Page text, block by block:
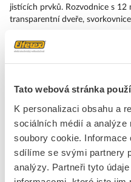
Tato webová stránka
K personalizaci obsahu a
sociálních médií a
soubory cookie. Informace
sdílíme se svými partnery
analýzy. Partneři tyto
jistících prvků. Rozvodnice s
transparentní dveře,
Značka
Počet řad
1
Typ krytu
Stupeň krytí (IP)
IP40